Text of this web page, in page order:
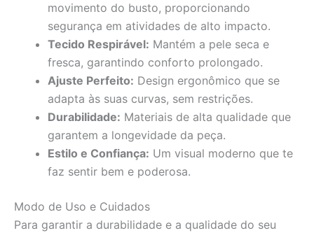
movimento do busto, proporcionando
segurança em atividades de alto impacto.
Tecido Respirável: Mantém a pele seca e
fresca, garantindo conforto prolongado.
Ajuste Perfeito: Design ergonômico que se
adapta às suas curvas, sem restrições.
Durabilidade: Materiais de alta qualidade que
garantem a longevidade da peça.
Estilo e Confiança: Um visual moderno que te
faz sentir bem e poderosa.
Modo de Uso e Cuidados
Para garantir a durabilidade e a qualidade do seu